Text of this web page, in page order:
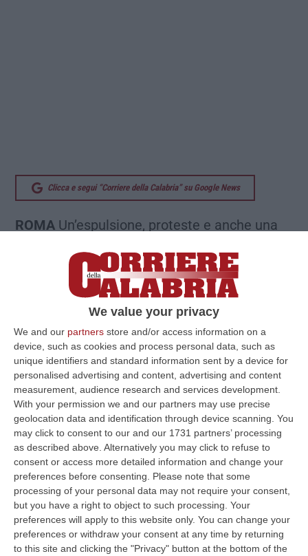
We value your privacy
We and our partners store and/or access information on a
device, such as cookies and process personal data, such as
unique identifiers and standard information sent by a device for
personalised advertising and content, advertising and content
measurement, audience research and services development.
With your permission we and our partners may use precise
geolocation data and identification through device scanning. You
may click to consent to our and our 1731 partners’ processing
as described above. Alternatively you may click to refuse to
consent or access more detailed information and change your
preferences before consenting. Please note that some
processing of your personal data may not require your consent,
but you have a right to object to such processing. Your
preferences will apply to this website only. You can change your
preferences or withdraw your consent at any time by returning
to this site and clicking the "Privacy" button at the bottom of the
Clicca e segui “Corriere della Calabria” su Google News
ROMA Un’espulsione, proteste e anche una
Camera in un clima rovente. E così, mentre in
gioco c’erano due fondamenta del percorso
di riforma sognato dal governo di
centrodestra, quella dell’autonomia
differenziata e quella del premierato, in aula
alcuni deputati non hanno “retto” la tensione.
Ad aprire le danze ci ha pensato il leghista
calabrese, Domenico Furgiuele che, al “Bella
ciao” e al tricolore sventolato
dall’opposizione, ha deciso di rispondere con
il segno della “X Mas”, rispolverato in
campagna elettorale dal neo eletto
eurodeputato Vannacci. Finirà con
l’espulsione del deputato lametino.